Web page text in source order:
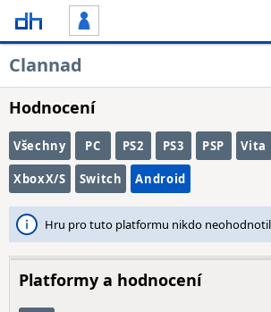
Clannad
Hodnocení
Všechny PC PS2 PS3 PSP Vita
XboxX/S Switch Android
Hru pro tuto platformu nikdo
Platformy a hodnocení